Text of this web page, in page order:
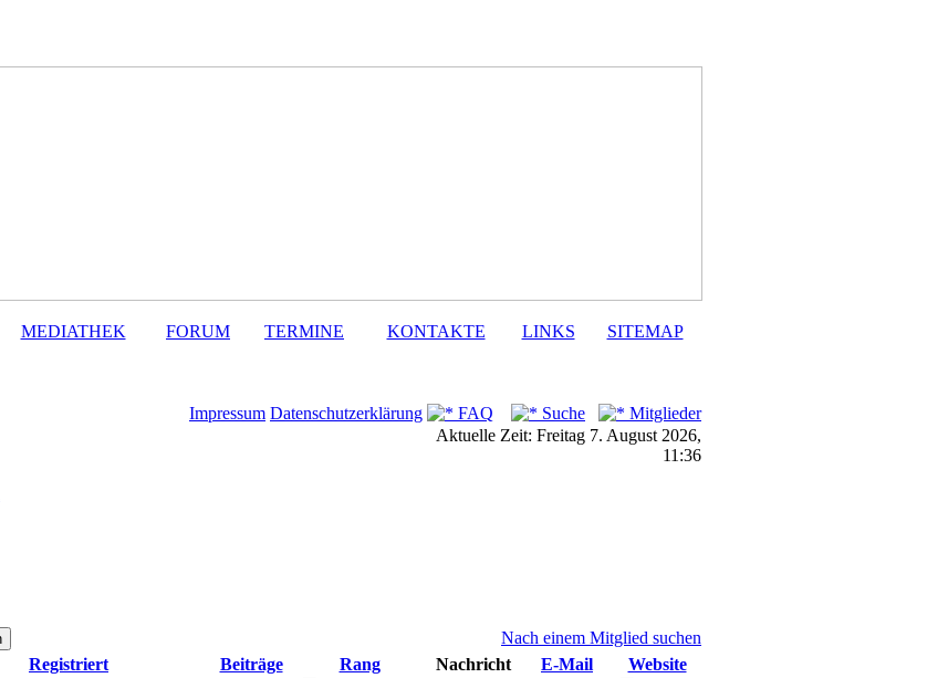
MEDIATHEK FORUM TERMINE KONTAKTE LINKS SITEMAP
Impressum Datenschutzerklärung FAQ Suche
Mitglieder
Aktuelle Zeit: Freitag 7. August 2026,
11:36
Nach einem Mitglied suchen
Registriert Beiträge Rang Nachricht E-Mail
Website